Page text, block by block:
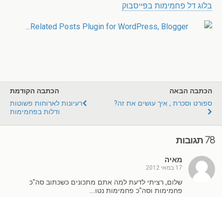
בלוג דל פחמימות בפייסבוק
הכתבה הקודמת
רעיונות לארוחות פשוטות
ודלות בפחמימות
הכתבה הבאה
ספורט וסכרת , איך עושים את זה?
78 תגובות
מאיה
17 במאי 2012
שלום, רציתי לדעת למה אתם מתכונים כשכתוב סה"כ
פחמימות וסה"כ פחמימות נטו….